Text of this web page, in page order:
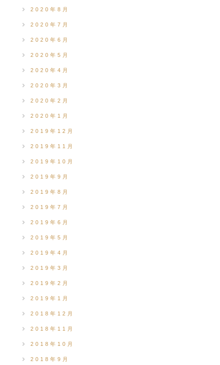
2020年8月
2020年7月
2020年6月
2020年5月
2020年4月
2020年3月
2020年2月
2020年1月
2019年12月
2019年11月
2019年10月
2019年9月
2019年8月
2019年7月
2019年6月
2019年5月
2019年4月
2019年3月
2019年2月
2019年1月
2018年12月
2018年11月
2018年10月
2018年9月